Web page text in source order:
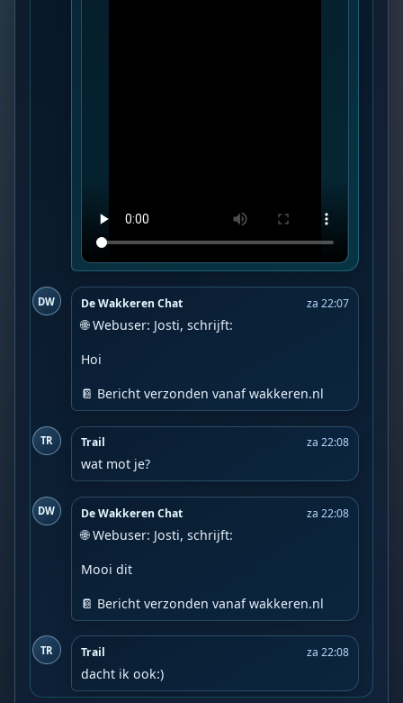
DW De Wakkeren Chat za 22:07
🌐 Webuser: Josti, schrijft:
Hoi
📔 Bericht verzonden vanaf wakkeren.nl
TR Trail za 22:08
wat mot je?
DW De Wakkeren Chat za 22:08
🌐 Webuser: Josti, schrijft:
Mooi dit
📔 Bericht verzonden vanaf wakkeren.nl
TR Trail za 22:08
dacht ik ook:)